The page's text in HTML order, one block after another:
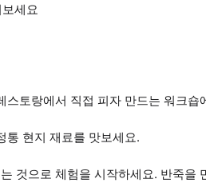
세요
토랑에서 직접 피자 만드는 워크숍
통 현지 재료를 맛보세요.
것으로 체험을 시작하세요. 반죽을